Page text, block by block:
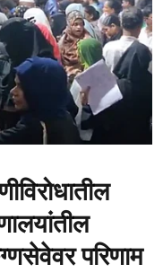
परिणाम